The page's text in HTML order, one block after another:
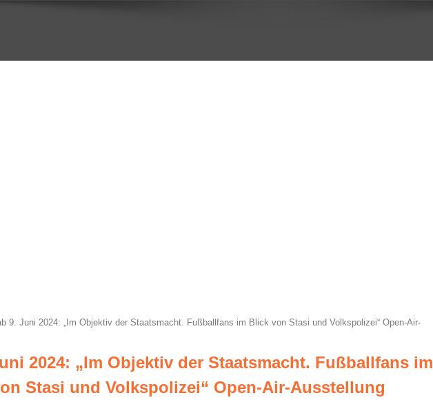
9. Juni 2024: „Im Objektiv der Staatsmacht. Fußballfans im Blick von Stasi und Volkspolizei“ Open-Air-
2024: „Im Objektiv der Staatsmacht. Fußballfans im
Stasi und Volkspolizei“ Open-Air-Ausstellung